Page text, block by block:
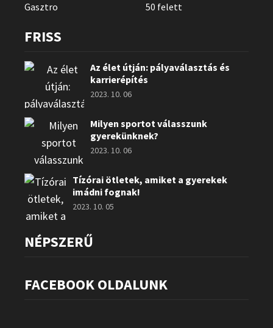
Gasztro
50 felett
FRISS
Az élet útján: pályaválasztás és
karrierépítés
2023. 10. 06
Milyen sportot válasszunk
gyerekünknek?
2023. 10. 06
Tízórai ötletek, amiket a gyerekek
imádni fognak!
2023. 10. 05
NÉPSZERŰ
FACEBOOK OLDALUNK